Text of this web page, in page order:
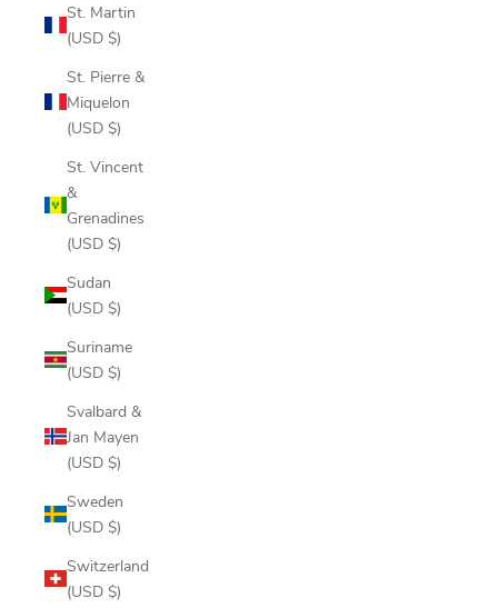
St. Martin
(USD $)
St. Pierre &
Miquelon
(USD $)
St. Vincent
&
Grenadines
(USD $)
Sudan
(USD $)
Suriname
(USD $)
Svalbard &
Jan Mayen
(USD $)
Sweden
(USD $)
Switzerland
(USD $)